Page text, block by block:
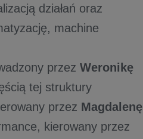
działań oraz
machine
przez Weronikę
tej struktury
przez Magdalenę
kierowany przez